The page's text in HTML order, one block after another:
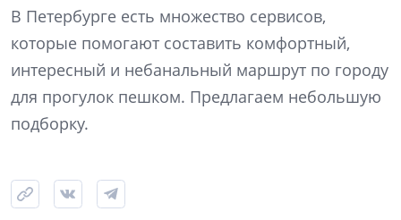
В Петербурге есть множество сервисов,
которые помогают составить комфортный,
интересный и небанальный маршрут по городу
для прогулок пешком. Предлагаем небольшую
подборку.